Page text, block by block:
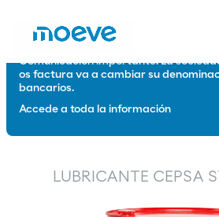
Comunicación importante: La
os factura va a cambiar su
bancarios.
Accede a toda la información
LUBRICANTE CEPSA